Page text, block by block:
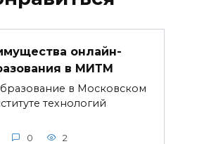
онлайн-
в МИТМ
в Московском
технологий
0 2